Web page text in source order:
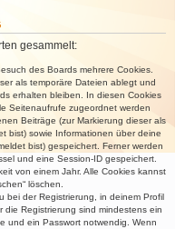
gesammelt:
des Boards mehrere Cookies.
als temporäre Dateien ablegt und
erhalten bleiben. In diesen Cookies
Seitenaufrufe zugeordnet werden
Beiträge (zur Markierung dieser als
bist) sowie Informationen über deine
bist) gespeichert. Ferner werden
und eine Session-ID gespeichert.
von einem Jahr. Alle Cookies kannst
löschen.
bei der Registrierung, in deinem Profil
Registrierung sind mindestens ein
und ein Passwort notwendig. Wenn